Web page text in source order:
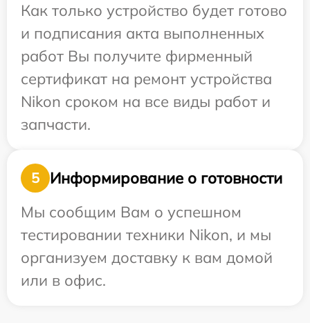
Как только устройство будет готово
и подписания акта выполненных
работ Вы получите фирменный
сертификат на ремонт устройства
Nikon сроком на все виды работ и
запчасти.
5
Информирование о готовности
Мы сообщим Вам о успешном
тестировании техники Nikon, и мы
организуем доставку к вам домой
или в офис.